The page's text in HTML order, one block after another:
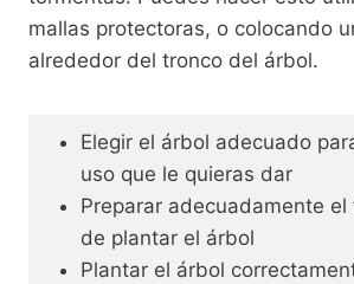
mallas protectoras, o colocando
alrededor del tronco del árbol.
Elegir el árbol adecuado
uso que le quieras dar
Preparar adecuadamente
de plantar el árbol
Plantar el árbol